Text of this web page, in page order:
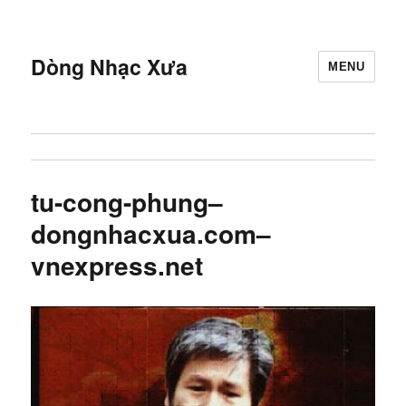
Dòng Nhạc Xưa MENU
tu-cong-phung–
dongnhacxua.com–
vnexpress.net